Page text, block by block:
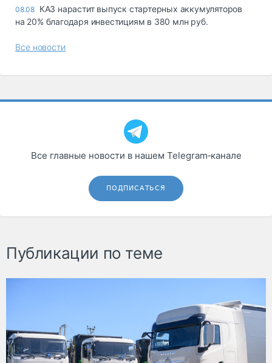
08.08 КАЗ нарастит выпуск стартерных аккумуляторов
на 20% благодаря инвестициям в 380 млн руб.
Все новости
Все главные новости в нашем Telegram‑канале
ПОДПИСАТЬСЯ
Публикации по теме